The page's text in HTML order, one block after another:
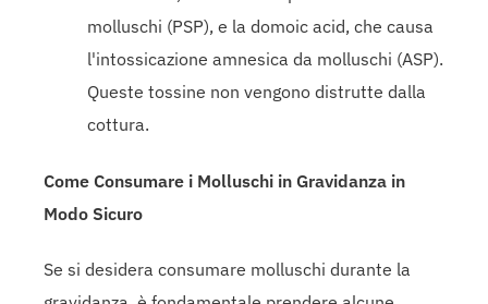
molluschi (PSP), e la domoic acid, che causa
l'intossicazione amnesica da molluschi (ASP).
Queste tossine non vengono distrutte dalla
cottura.
Come Consumare i Molluschi in Gravidanza in
Modo Sicuro
Se si desidera consumare molluschi durante la